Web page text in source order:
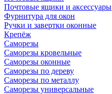
Почтовые ящики и аксессуары
Фурнитура для окон
Ручки и завертки оконные
Крепёж
Саморезы
Саморезы кровельные
Саморезы оконные
Саморезы по дереву
Саморезы по металлу
Саморезы универсальные